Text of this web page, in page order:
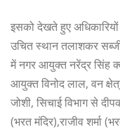
इसको देखते हुए
उचित स्थान तलाशकर
में नगर आयुक्त नरेंद्र सिंह
आयुक्त विनोद लाल, वन
जोशी, सिचाई विभाग से
(भरत मंदिर),राजीव शर्मा